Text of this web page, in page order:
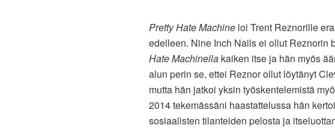
Pretty Hate Machine loi Trent Reznorille
edelleen. Nine Inch Nails ei ollut Reznorin
Hate Machinella kaiken itse ja hän myös
alun perin se, ettei Reznor ollut löytänyt
mutta hän jatkoi yksin työskentelemistä
2014 tekemässäni haastattelussa hän
sosiaalisten tilanteiden pelosta ja